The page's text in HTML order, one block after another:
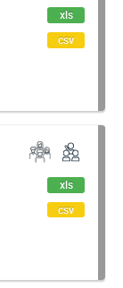
xls
csv
xls
csv